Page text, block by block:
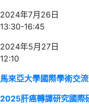
2024年7月26日
13:30-16:45
2024年5月27日
12:10
馬來亞大學國際學術交
2025肝癌轉譯研究國際